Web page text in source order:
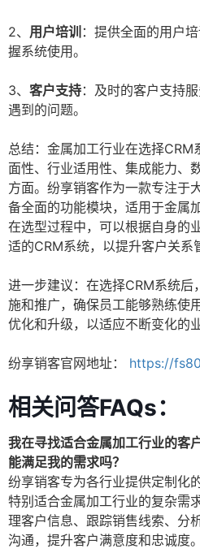
2、 用户培训 ：提供全面的用户
握系统使用。
3、 客户支持：及时的客户支持
遇到的问题。
总结：金属加工行业在选择
面性、行业适用性、集成能力、
方面。纷享销客作为一款专注于
备全面的功能模块，适用于金属
在选型过程中，可以根据自身的
适的CRM系统，以提升客户关系
进一步建议：在选择CRM系统后
施和推广，确保员工能够熟练使
优化和升级，以适应不断变化的
纷享销客官网地址： https://
相关问答FAQs：
我在寻找适合金属加工行业的客
能满足我的需求吗？
纷享销客专为各行业提供定制化
特别适合金属加工行业的复杂需
理客户信息、跟踪销售线索、分
沟通，提升客户满意度和忠诚度。